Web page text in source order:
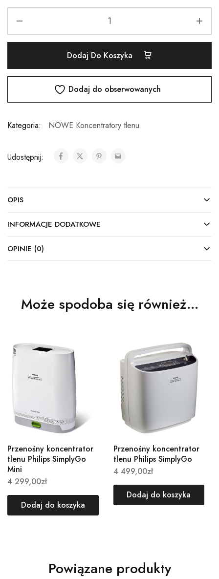
Dodaj Do Koszyka
Dodaj do obserwowanych
Kategoria: NOWE Koncentratory tlenu
Udostępnij:
OPIS
INFORMACJE DODATKOWE
OPINIE (0)
Może spodoba się również…
Przenośny koncentrator
tlenu Philips SimplyGo
Mini
4 299,00zł
Dodaj do koszyka
Przenośny koncentrator
tlenu Philips SimplyGo
4 499,00zł
Dodaj do koszyka
Powiązane produkty